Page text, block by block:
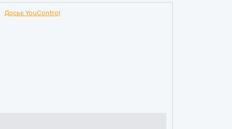
Досьє YouControl